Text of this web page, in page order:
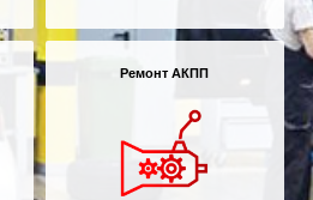
Ремонт АКПП